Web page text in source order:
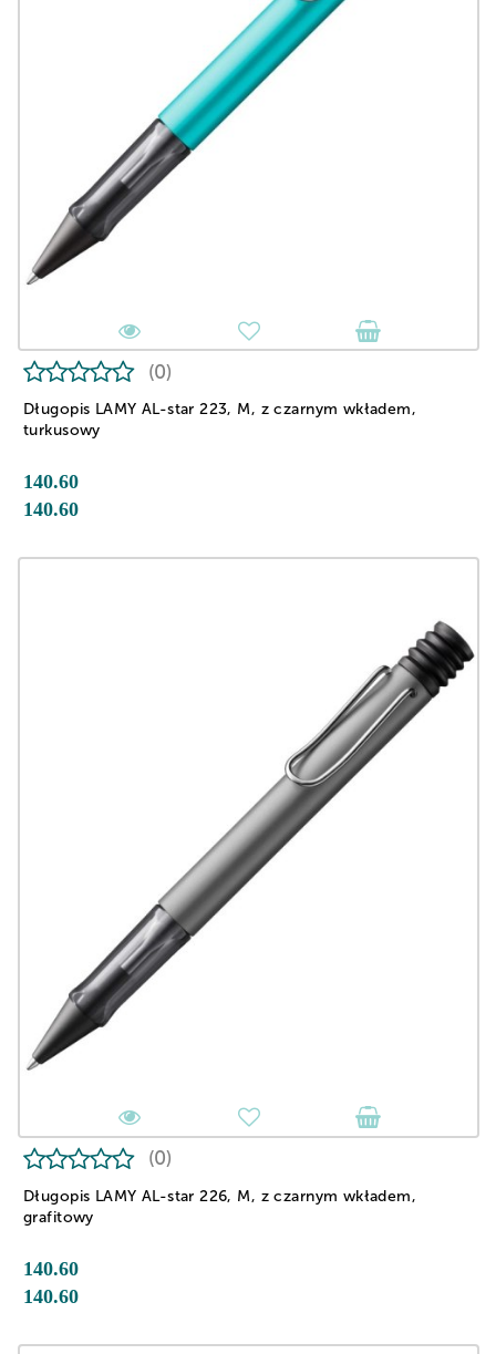
Długopis LAMY AL-star 223, M, z czarnym wkładem,
turkusowy
(0)
140.60
140.60
Długopis LAMY AL-star 226, M, z czarnym wkładem,
grafitowy
(0)
140.60
140.60